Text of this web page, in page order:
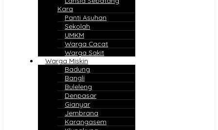
Kara
Panti Asuhan
Sekolah
UMKM
Warga Cacat
Warga Sakit
Warga Miskin
Badung
Bangli
Buleleng
Denpasar
Gianyar
Jembrana
Karangasem